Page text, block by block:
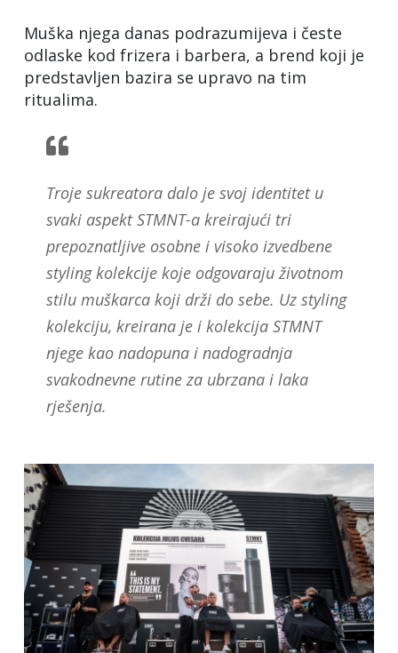
Muška njega danas podrazumijeva i česte
odlaske kod frizera i barbera, a brend koji je
predstavljen bazira se upravo na tim
ritualima.
Troje sukreatora dalo je svoj identitet u
svaki aspekt STMNT-a kreirajući tri
prepoznatljive osobne i visoko izvedbene
styling kolekcije koje odgovaraju životnom
stilu muškarca koji drži do sebe. Uz styling
kolekciju, kreirana je i kolekcija STMNT
njege kao nadopuna i nadogradnja
svakodnevne rutine za ubrzana i laka
rješenja.